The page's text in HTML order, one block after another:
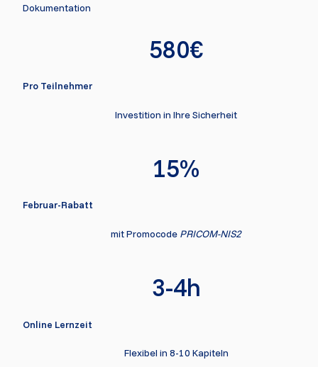
Dokumentation
580€
Pro Teilnehmer
Investition in Ihre Sicherheit
15%
Februar-Rabatt
mit Promocode PRICOM-NIS2
3-4h
Online Lernzeit
Flexibel in 8-10 Kapiteln